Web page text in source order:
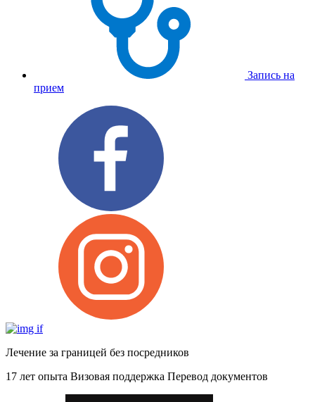
Запись на
прием
Лечение за границей без посредников
17 лет опыта Визовая поддержка Перевод документов